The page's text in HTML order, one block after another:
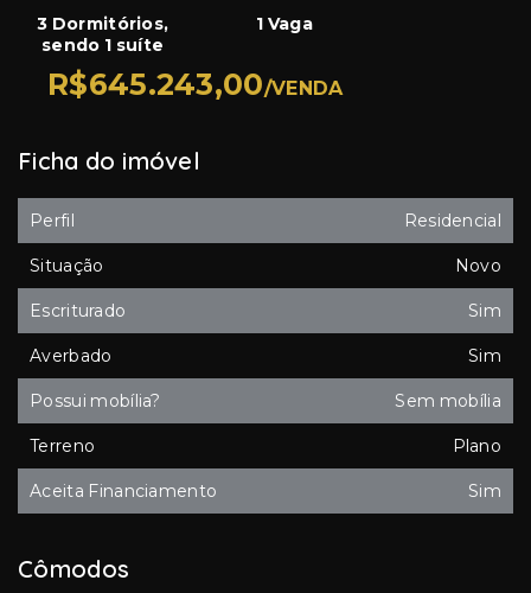
3 Dormitórios,
sendo 1 suíte
1 Vaga
R$645.243,00/VENDA
Cômodos
Ficha do imóvel
Perfil Residencial
Situação Novo
Escriturado Sim
Averbado Sim
Possui mobília? Sem mobília
Terreno Plano
Aceita Financiamento Sim